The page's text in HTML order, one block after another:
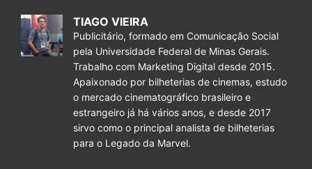
TIAGO VIEIRA
Publicitário, formado em Comunicação Social
pela Universidade Federal de Minas Gerais.
Trabalho com Marketing Digital desde 2015.
Apaixonado por bilheterias de cinemas, estudo
o mercado cinematográfico brasileiro e
estrangeiro já há vários anos, e desde 2017
sirvo como o principal analista de bilheterias
para o Legado da Marvel.